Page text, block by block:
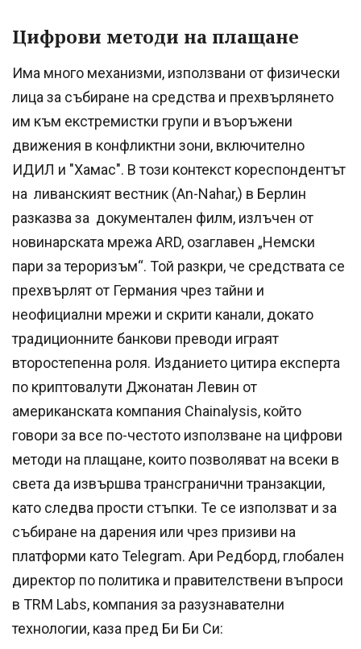
Цифрови методи на плащане
Има много механизми, използвани от физически
лица за събиране на средства и прехвърлянето
им към екстремистки групи и въоръжени
движения в конфликтни зони, включително
ИДИЛ и "Хамас". В този контекст кореспондентът
на ливанският вестник (An-Nahar,) в Берлин
разказва за документален филм, излъчен от
новинарската мрежа ARD, озаглавен „Немски
пари за тероризъм“. Той разкри, че средствата се
прехвърлят от Германия чрез тайни и
неофициални мрежи и скрити канали, докато
традиционните банкови преводи играят
второстепенна роля. Изданието цитира експерта
по криптовалути Джонатан Левин от
американската компания Chainalysis, който
говори за все по-честото използване на цифрови
методи на плащане, които позволяват на всеки в
света да извършва трансгранични транзакции,
като следва прости стъпки. Те се използват и за
събиране на дарения или чрез призиви на
платформи като Telegram. Ари Редборд, глобален
директор по политика и правителствени въпроси
в TRM Labs, компания за разузнавателни
технологии, каза пред Би Би Си: